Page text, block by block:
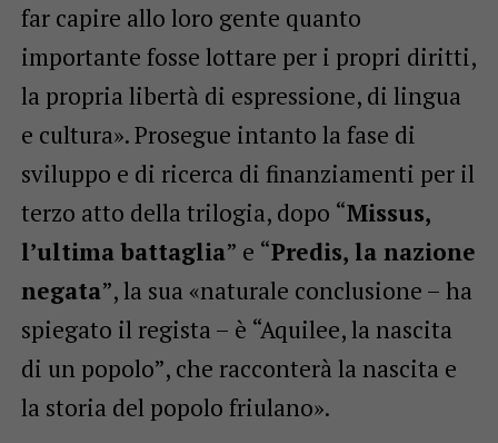
far capire allo loro gente quanto
importante fosse lottare per i propri diritti,
la propria libertà di espressione, di lingua
e cultura». Prosegue intanto la fase di
sviluppo e di ricerca di finanziamenti per il
terzo atto della trilogia, dopo “Missus,
l’ultima battaglia” e “Predis, la nazione
negata”, la sua «naturale conclusione – ha
spiegato il regista – è “Aquilee, la nascita
di un popolo”, che racconterà la nascita e
la storia del popolo friulano».